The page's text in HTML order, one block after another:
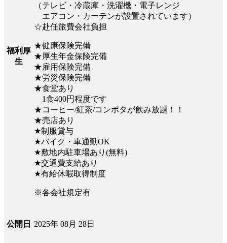
福利厚
生
（テレビ・冷蔵庫・洗濯機・電子レンジ
エアコン・カーテンが設置されています）
☆赴任旅費会社負担
★健康保険完備
★厚生年金保険完備
★雇用保険完備
★労災保険完備
★食堂あり
1食400円程度です
★コーヒー/紅茶/コンポタが飲み放題！！
★売店あり
★制服貸与
★バイク・車通勤OK
★敷地内駐車場あり(無料)
★交通費支給あり
★有給休暇取得制度
※各会社規定有
公開日 2025年 08月 28日